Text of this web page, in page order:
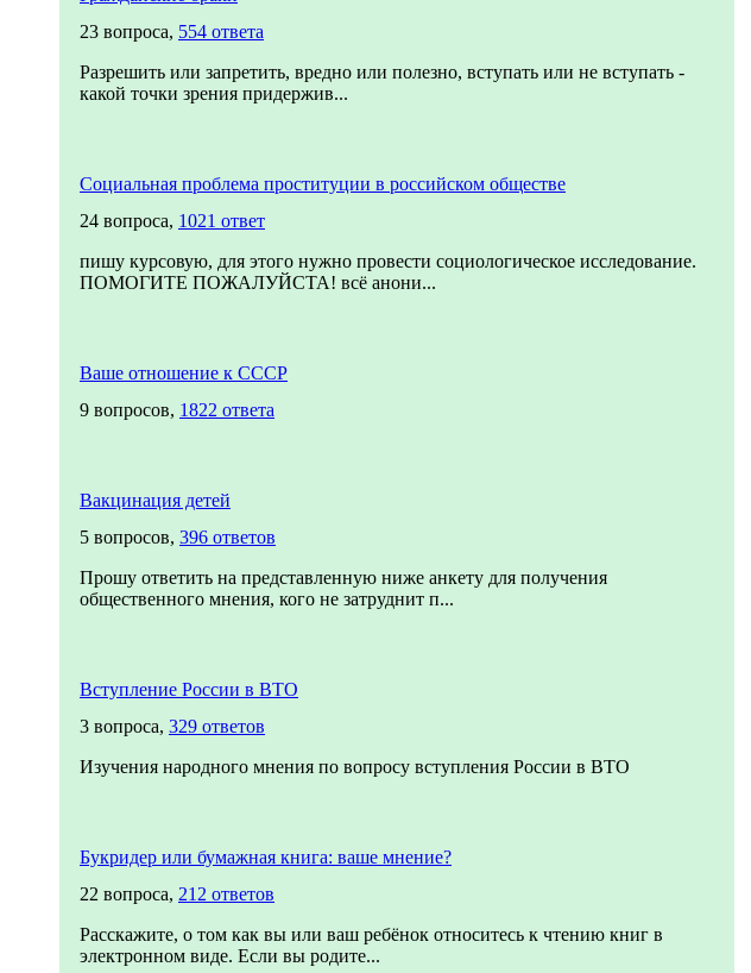
23 вопроса, 554 ответа
Разрешить или запретить, вредно или полезно, вступать или не вступать -
какой точки зрения придержив...
Социальная проблема проституции в российском обществе
24 вопроса, 1021 ответ
пишу курсовую, для этого нужно провести социологическое исследование.
ПОМОГИТЕ ПОЖАЛУЙСТА! всё анони...
Ваше отношение к СССР
9 вопросов, 1822 ответа
Вакцинация детей
5 вопросов, 396 ответов
Прошу ответить на представленную ниже анкету для получения
общественного мнения, кого не затруднит п...
Вступление России в ВТО
3 вопроса, 329 ответов
Изучения народного мнения по вопросу вступления России в ВТО
Букридер или бумажная книга: ваше мнение?
22 вопроса, 212 ответов
Расскажите, о том как вы или ваш ребёнок относитесь к чтению книг в
электронном виде. Если вы родите...